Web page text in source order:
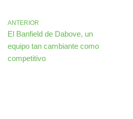
ANTERIOR
El Banfield de Dabove, un
equipo tan cambiante como
competitivo